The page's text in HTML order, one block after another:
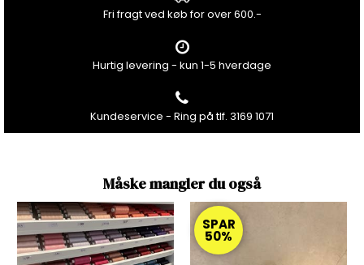
Fri fragt ved køb for over 600.-
Hurtig levering - kun 1-5 hverdage
Kundeservice - Ring på tlf. 3169 1071
Måske mangler du også
SPAR
50%